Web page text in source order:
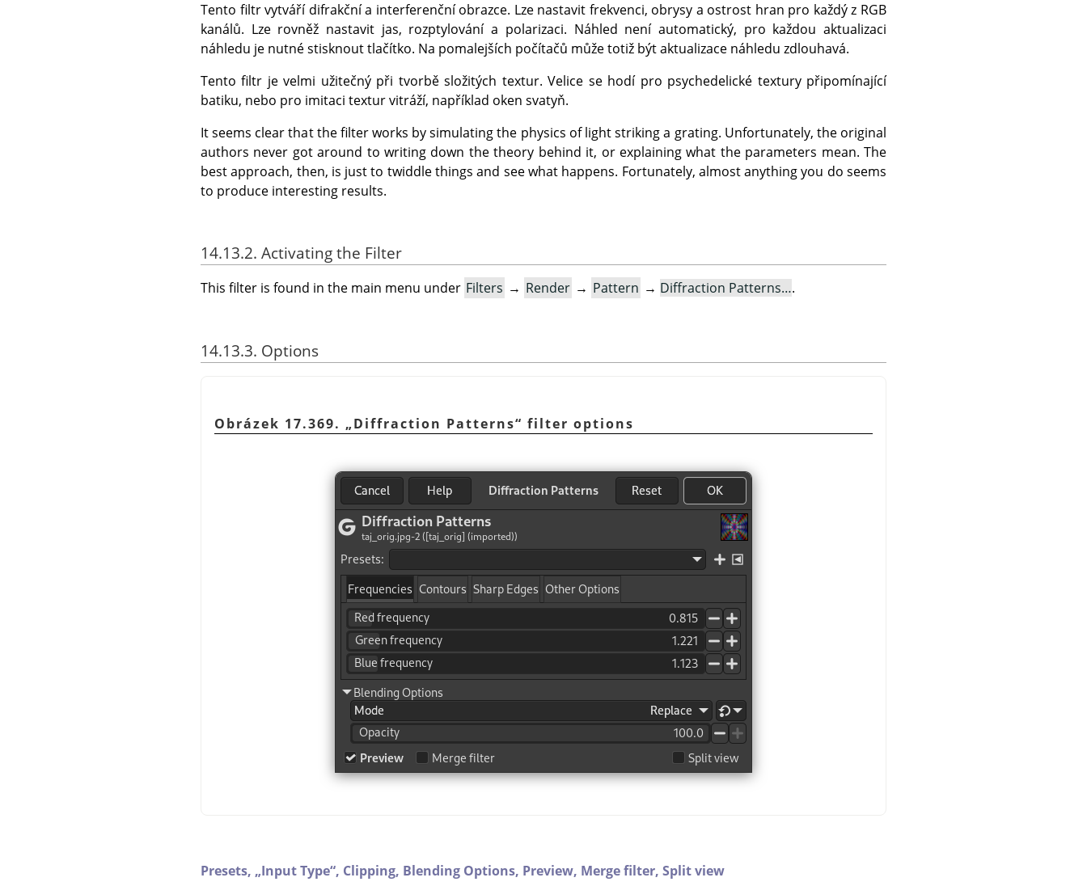
Tento filtr vytváří difrakční a interferenční obrazce. Lze nastavit frekvenci, obrysy a ostrost hran pro každý z RGB
kanálů. Lze rovněž nastavit jas, rozptylování a polarizaci. Náhled není automatický, pro každou aktualizaci
náhledu je nutné stisknout tlačítko. Na pomalejších počítačů může totiž být aktualizace náhledu zdlouhavá.
Tento filtr je velmi užitečný při tvorbě složitých textur. Velice se hodí pro psychedelické textury připomínající
batiku, nebo pro imitaci textur vitráží, například oken svatyň.
It seems clear that the filter works by simulating the physics of light striking a grating. Unfortunately, the original
authors never got around to writing down the theory behind it, or explaining what the parameters mean. The
best approach, then, is just to twiddle things and see what happens. Fortunately, almost anything you do seems
to produce interesting results.
14.13.2. Activating the Filter
This filter is found in the main menu under Filters → Render → Pattern → Diffraction Patterns….
14.13.3. Options
Obrázek 17.369. „Diffraction Patterns“ filter options
Presets, „Input Type“, Clipping, Blending Options, Preview, Merge filter, Split view